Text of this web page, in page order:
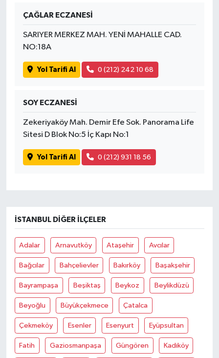
ÇAĞLAR ECZANESİ
SARIYER MERKEZ MAH. YENİ MAHALLE CAD.
NO:18A
Yol Tarifi Al 0 (212) 242 10 68
SOY ECZANESİ
Zekeriyaköy Mah. Demir Efe Sok. Panorama Life
Sitesi D Blok No:5 İç Kapı No:1
Yol Tarifi Al 0 (212) 931 18 56
İSTANBUL DIĞER İLÇELER
Adalar Arnavutköy Ataşehir Avcılar
Bağcılar Bahçelievler Bakırköy Başakşehir
Bayrampaşa Beşiktaş Beykoz Beylikdüzü
Beyoğlu Büyükçekmece Çatalca
Çekmeköy Esenler Esenyurt Eyüpsultan
Fatih Gaziosmanpaşa Güngören Kadıköy